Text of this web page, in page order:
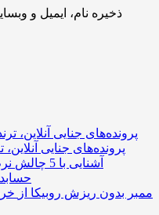
ذخیره نام، ایمیل و
پرونده‌های جنایی
آشنایی با 5 چالش
ممبر بدون ریزش روبیکا از